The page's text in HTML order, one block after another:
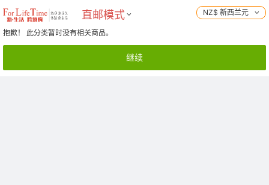
直邮模式 NZ$ 新西兰元
抱歉！ 此分类暂时没有相关商品。
继续